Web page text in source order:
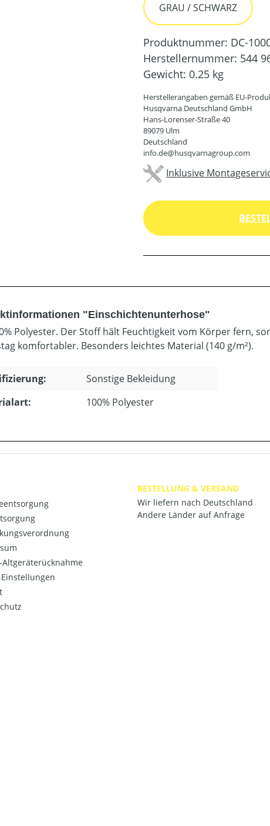
GRAU / SCHWARZ
Produktnummer: DC-
Herstellernummer: 544
Gewicht: 0.25 kg
Herstellerangaben gemäß EU-
Husqvarna Deutschland GmbH
Hans-Lorenser-Straße 40
89079 Ulm
Deutschland
info.de@husqvarnagroup.com
Inklusive
"Einschichtenunterhose"
Polyester. Der Stoff hält Feuchtigkeit vom Körper fern,
komfortabler. Besonders leichtes Material (140 g/m²).
Sonstige Bekleidung
100% Polyester
Altgeräterücknahme
Einstellungen
BESTELLUNG & VERSAND
Wir liefern nach Deutschland
Andere Länder auf Anfrage